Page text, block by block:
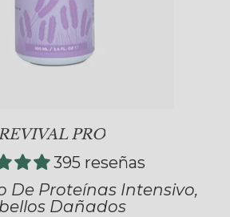
PRO
395 reseñas
De Proteínas Intensivo,
Dañados